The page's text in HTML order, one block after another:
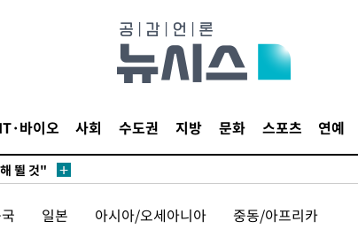
IT·바이오 사회 수도권 지방 문화 스포츠 연예
화·한
아틀레일본 아시아/오세아니아 중동/아프리카